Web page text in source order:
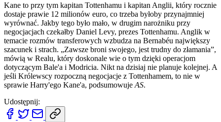
Kane to przy tym kapitan Tottenhamu i kapitan Anglii, który rocznie
dostaje prawie 12 milionów euro, co trzeba byłoby przynajmniej
wyrównać. Jakby tego było mało, w drugim narożniku przy
negocjacjach czekałby Daniel Levy, prezes Tottenhamu. Anglik w
temacie rozmów transferowych wzbudza na Bernabéu największy
szacunek i strach. „Zawsze broni swojego, jest trudny do złamania”,
mówią w Realu, który doskonale wie o tym dzięki operacjom
dotyczącym Bale'a i Modricia. Nikt na dzisiaj nie planuje kolejnej. A
jeśli Królewscy rozpoczną negocjacje z Tottenhamem, to nie w
sprawie Harry'ego Kane'a, podsumowuje AS.
Udostępnij: